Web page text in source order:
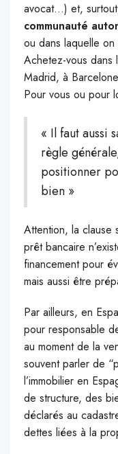
avocat…) et,
communauté
ou dans laquelle
Achetez-vous dans
Madrid, à
Pour vous ou pour
« Il faut aussi
règle
positionner
bien »
Attention, la clause
prêt bancaire
financement pour
mais aussi être
Par ailleurs, en
pour responsable
au moment de la
souvent parler de
l’immobilier en
de structure, des
déclarés au
dettes liées à la